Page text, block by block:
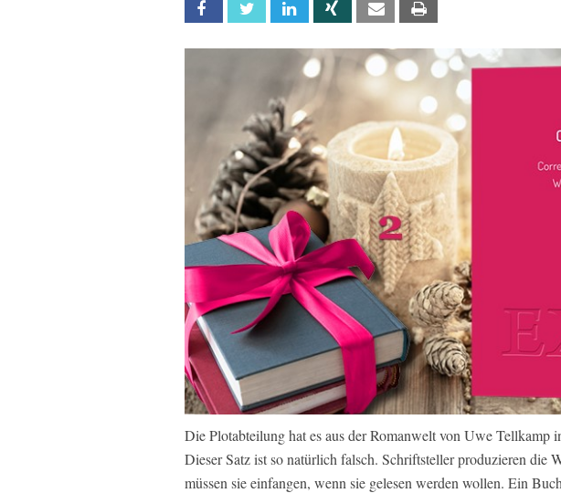
Facebook Twitter Linkedin Xing Email
Die Plotabteilung hat es aus der Romanwelt von Uwe Tellkamp
Dieser Satz ist so natürlich falsch. Schriftsteller produzieren die
müssen sie einfangen, wenn sie gelesen werden wollen. Ein